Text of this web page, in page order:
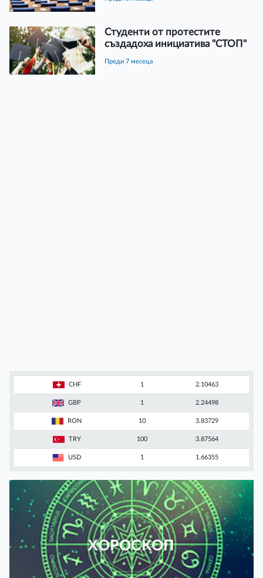
Студенти от протестите
създадоха инициатива "СТОП"
преди 7 месеца
CHF 1 2.10463
GBP 1 2.24498
RON 10 3.83729
TRY 100 3.87564
USD 1 1.66355
ХОРОСКОП